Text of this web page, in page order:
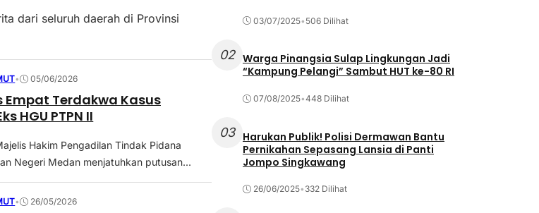
dari seluruh daerah di Provinsi
• 05/06/2026
Empat Terdakwa Kasus
HGU PTPN II
Hakim Pengadilan Tindak Pidana
Negeri Medan menjatuhkan putusan...
• 26/05/2026
03/07/2025• 506 Dilihat
02 Warga Pinangsia Sulap Lingkungan Jadi
“Kampung Pelangi” Sambut HUT ke-80 RI
07/08/2025•448 Dilihat
03 Harukan Publik! Polisi Dermawan Bantu
Pernikahan Sepasang Lansia di Panti
Jompo Singkawang
26/06/2025• 332 Dilihat